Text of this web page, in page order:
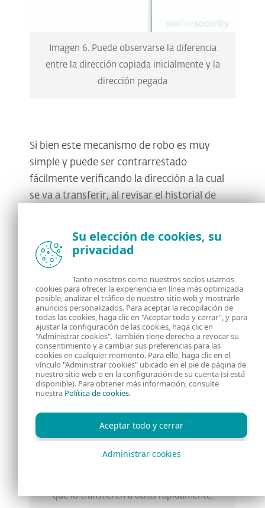
Imagen 6. Puede observarse la diferencia
entre la dirección copiada inicialmente y la
dirección pegada
Si bien este mecanismo de robo es muy
simple y puede ser contrarrestado
fácilmente verificando la dirección a la cual
se va a transferir, al revisar el historial de
personas fueron víctimas de esta dinámica.
Imagen 7. Balance de una de las
direcciones de Bitcoin utilizadas por los
cibercriminales donde se registra que
recibió transferencias por
que lo transfieren a otras rápidamente,
Su elección de cookies, su
privacidad
Tanto nosotros como nuestros socios usamos
cookies para ofrecer la experiencia en línea más optimizada
posible, analizar el tráfico de nuestro sitio web y mostrarle
anuncios personalizados. Para aceptar la recopilación de
todas las cookies, haga clic en "Aceptar todo y cerrar", y para
ajustar la configuración de las cookies, haga clic en
"Administrar cookies". También tiene derecho a revocar su
consentimiento y a cambiar sus preferencias para las
cookies en cualquier momento. Para ello, haga clic en el
vínculo "Administrar cookies" ubicado en el pie de página de
nuestro sitio web o en la configuración de su cuenta (si está
disponible). Para obtener más información, consulte
nuestra Política de cookies.
Aceptar todo y cerrar
Administrar cookies